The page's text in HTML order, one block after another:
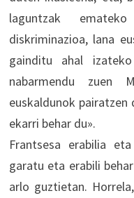
laguntzak
diskriminazioa, lana
gainditu ahal
nabarmendu zuen
euskaldunok
ekarri behar du».
Frantsesa erabilia
garatu eta erabili
arlo guztietan.